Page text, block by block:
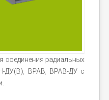
соединения радиальных
ДУ(В), ВРАВ, ВРАВ-ДУ с